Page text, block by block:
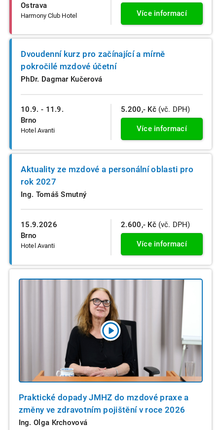
Ostrava
Harmony Club Hotel Více informací
10.9. - 11.9.
Brno
Hotel Avanti
Dvoudenní kurz pro začínající a mírně
pokročilé mzdové účetní
PhDr. Dagmar Kučerová
5.200,- Kč (vč. DPH)
Více informací
15.9.2026
Brno
Hotel Avanti
Aktuality ze mzdové a personální oblasti pro
rok 2027
Ing. Tomáš Smutný
2.600,- Kč (vč. DPH)
Více informací
Praktické dopady JMHZ do mzdové praxe a
změny ve zdravotním pojištění v roce 2026
Ing. Olga Krchovová